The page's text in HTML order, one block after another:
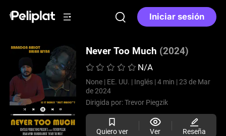
Iniciar sesión
Never Too Much (2024)
N/A
None | EE. UU. | Inglés | 4 min | 23 de Mar
de 2024
Dirigida por:Trevor Piegzik
Quiero ver Ver Reseña